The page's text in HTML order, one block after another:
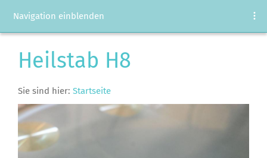
Navigation einblenden
Heilstab H8
Sie sind hier: Startseite